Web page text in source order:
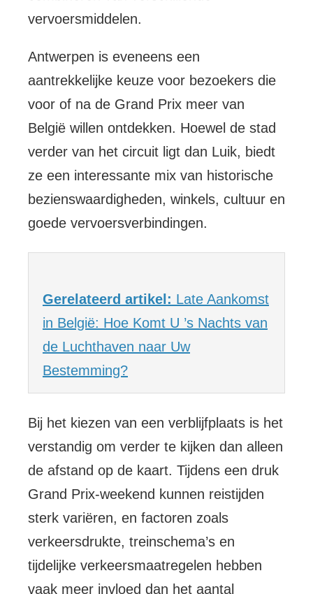
vervoersmiddelen.
Antwerpen is eveneens een
aantrekkelijke keuze voor bezoekers die
voor of na de Grand Prix meer van
België willen ontdekken. Hoewel de stad
verder van het circuit ligt dan Luik, biedt
ze een interessante mix van historische
bezienswaardigheden, winkels, cultuur en
goede vervoersverbindingen.
Gerelateerd artikel: Late Aankomst
in België: Hoe Komt U ’s Nachts van
de Luchthaven naar Uw
Bestemming?
Bij het kiezen van een verblijfplaats is het
verstandig om verder te kijken dan alleen
de afstand op de kaart. Tijdens een druk
Grand Prix-weekend kunnen reistijden
sterk variëren, en factoren zoals
verkeersdrukte, treinschema’s en
tijdelijke verkeersmaatregelen hebben
vaak meer invloed dan het aantal